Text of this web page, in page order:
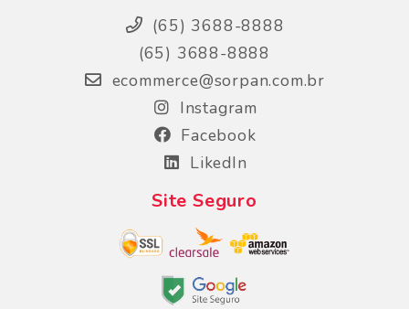
(65) 3688-8888
(65) 3688-8888
ecommerce@sorpan.com.br
Instagram
Facebook
LikedIn
Site Seguro